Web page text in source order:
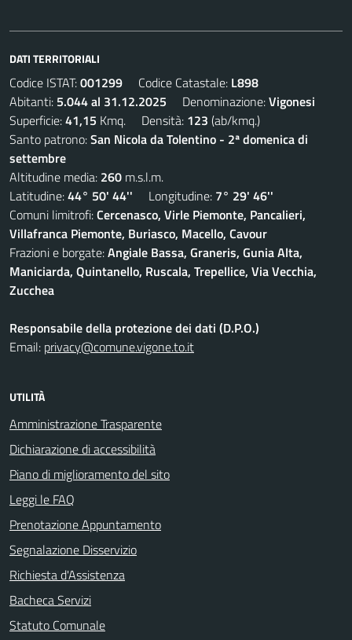
DATI TERRITORIALI
Codice ISTAT:001299 Codice Catastale: L898
Abitanti: 5.044 al 31.12.2025 Denominazione:Vigonesi
Superficie:41,15 Kmq. Densità: 123 (ab/kmq.)
Santo patrono:San Nicola da Tolentino - 2ª domenica di
settembre
Altitudine media: 260 m.s.l.m.
Latitudine:44° 50' 44'' Longitudine: 7° 29' 46''
Comuni limitrofi:Cercenasco, Virle Piemonte, Pancalieri,
Villafranca Piemonte, Buriasco, Macello, Cavour
Frazioni e borgate:Angiale Bassa, Graneris, Gunia Alta,
Maniciarda, Quintanello, Ruscala, Trepellice, Via Vecchia,
Zucchea
Responsabile della protezione dei dati (D.P.O.)
Email: privacy@comune.vigone.to.it
UTILITÀ
Amministrazione Trasparente
Dichiarazione di accessibilità
Piano di miglioramento del sito
Leggi le FAQ
Prenotazione Appuntamento
Segnalazione Disservizio
Richiesta d'Assistenza
Bacheca Servizi
Statuto Comunale